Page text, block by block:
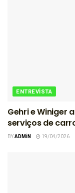
ENTREVISTA
Gehri e Winiger
serviços de
BYADMIN 19/04/2026